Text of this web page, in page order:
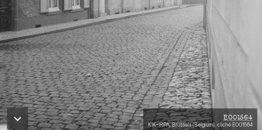
E001564
KIK-IRPA, Brussels (Belgium), cliché E001564